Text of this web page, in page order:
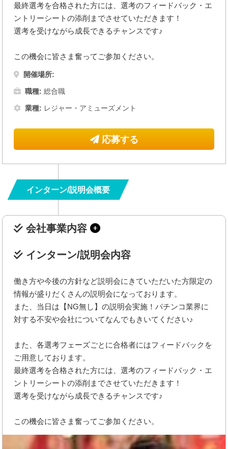
最終選考を合格された方には、選考のフィードバック・エ
ントリーシートの添削までさせていただきます！
選考を受けながら成長できるチャンスです♪
この機会に皆さま奮ってご参加ください。
開催場所:
職種: 総合職
業種: レジャー・アミューズメント
応募する
インターン/説明会概要
会社事業内容
インターン/説明会内容
働き方や今後の方針など説明会にきていただいた方限定の
情報が盛りだくさんの説明会になっております。
また、当日は【NG無し】の説明会実施！パチンコ業界に
対する不安や会社についてなんでもきいてください♪
また、各選考フェーズごとに合格者にはフィードバックを
ご用意しております。
最終選考を合格された方には、選考のフィードバック・エ
ントリーシートの添削までさせていただきます！
選考を受けながら成長できるチャンスです♪
この機会に皆さま奮ってご参加ください。